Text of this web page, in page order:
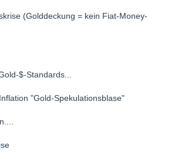
(Golddeckung = kein Fiat-Money-
$-Standards...
"Gold-Spekulationsblase"